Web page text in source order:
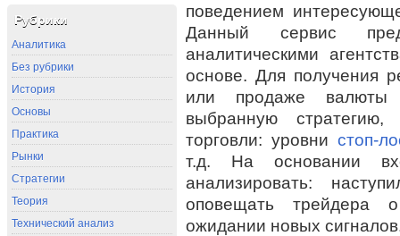
Рубрики
Аналитика
Без рубрики
История
Основы
Практика
Рынки
Стратегии
Теория
Технический анализ
поведением
Данный сервис
аналитическими
основе. Для получения
или продаже валюты
выбранную
торговли: уровнистоп-
т.д. На основании
анализировать:
оповещать трейдера
ожидании новых